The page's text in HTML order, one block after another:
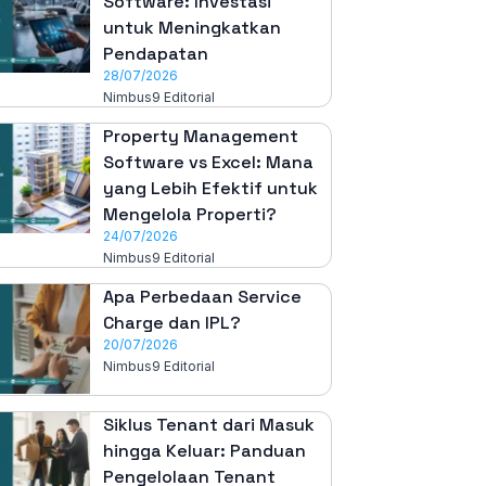
untuk Meningkatkan
Pendapatan
28/07/2026
Nimbus9 Editorial
Property Management
Software vs Excel: Mana
yang Lebih Efektif untuk
Mengelola Properti?
24/07/2026
Nimbus9 Editorial
Apa Perbedaan Service
Charge dan IPL?
20/07/2026
Nimbus9 Editorial
Siklus Tenant dari Masuk
hingga Keluar: Panduan
Pengelolaan Tenant